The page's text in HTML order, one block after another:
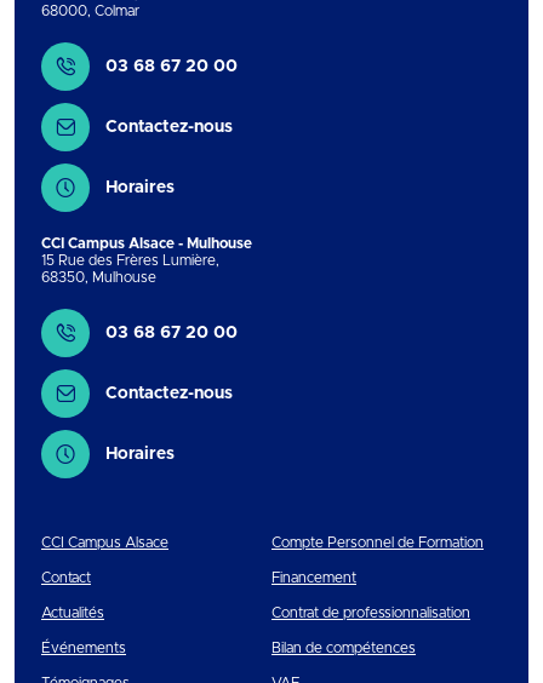
68000, Colmar
Contact
03 68 67 20 00
Contactez-nous
Horaires
CCI Campus Alsace - Mulhouse
15 Rue des Frères Lumière,
68350, Mulhouse
Contact
03 68 67 20 00
Contactez-nous
Horaires
CCI Campus Alsace
Contact
Actualités
Événements
Compte Personnel de Formation
Financement
Contrat de professionnalisation
Bilan de compétences